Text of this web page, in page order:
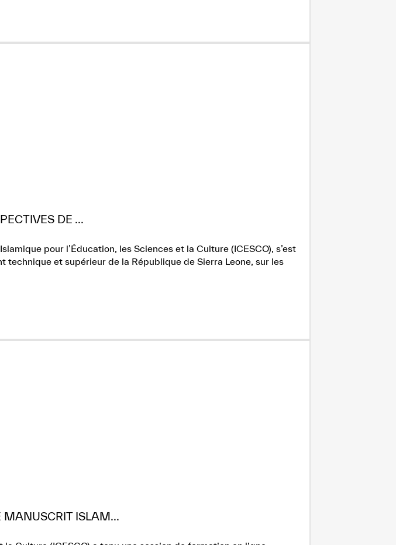
DE ...
pour l’Éducation, les Sciences et la Culture (ICESCO), s’est
et supérieur de la République de Sierra Leone, sur les
MANUSCRIT ISLAM...